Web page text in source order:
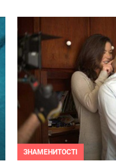
ЗНАМЕНИТОСТІ